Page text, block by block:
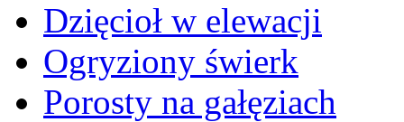
Dzięcioł w elewacji
Ogryziony świerk
Porosty na gałęziach